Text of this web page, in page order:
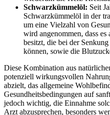
Schwarzkümmelöl: Seit
Schwarzkümmelöl in der
um eine Vielzahl von
wird angenommen, dass
besitzt, die bei der
können, sowie die
Diese Kombination aus
potenziell wirkungsvollen
abzielt, das allgemeine
Gesundheitsbedingungen auf
jedoch wichtig, die Einnahme
Arzt abzusprechen, besonders